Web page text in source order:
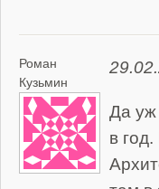
Роман
Кузьмин
Да уж
в